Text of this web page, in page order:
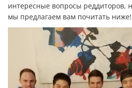
интересные вопросы реддиторов,
мы предлагаем вам почитать ниже!